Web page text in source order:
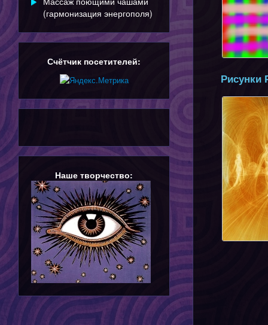
(гармонизация энергополя)
Счётчик посетителей:
Наше творчество:
Рисунки